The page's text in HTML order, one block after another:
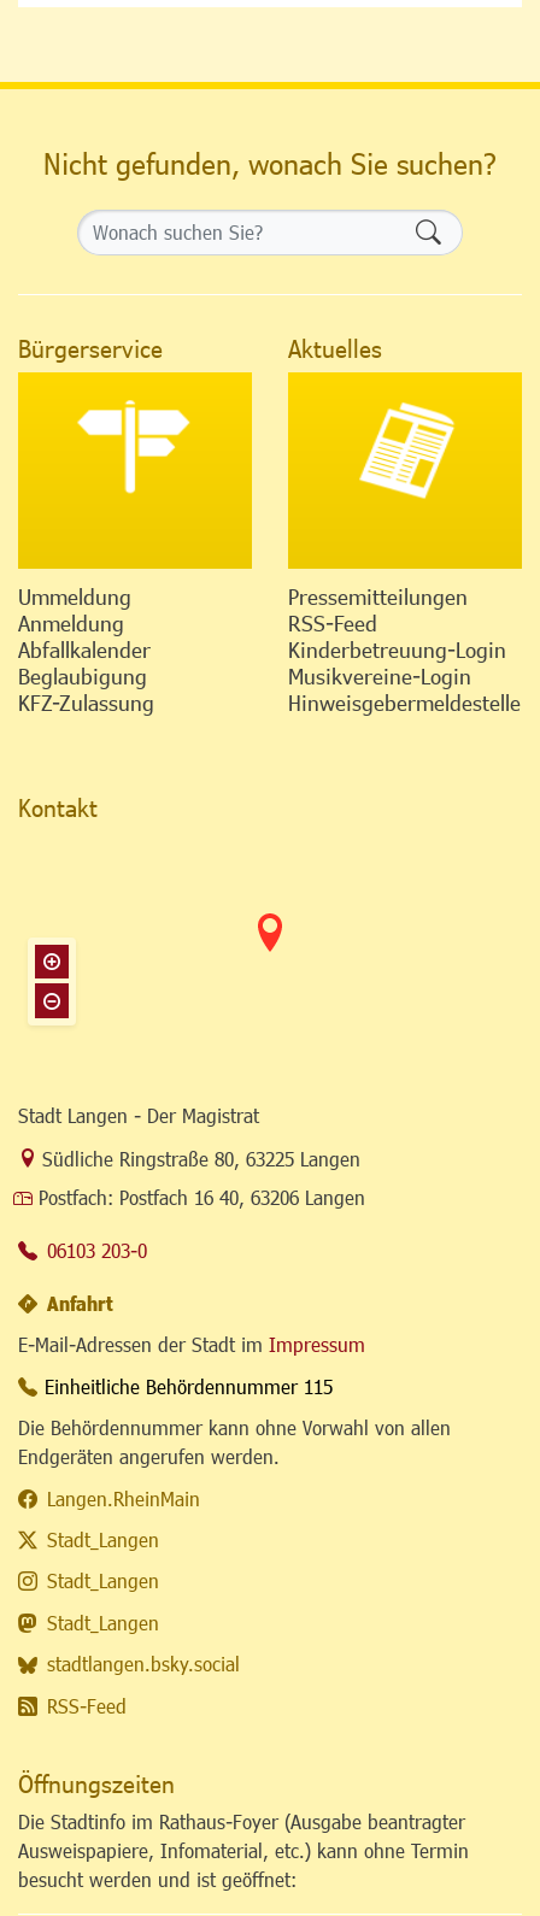
Nicht gefunden, wonach Sie suchen?
Bürgerservice
Ummeldung
Anmeldung
Abfallkalender
Beglaubigung
KFZ-Zulassung
Aktuelles
Pressemitteilungen
RSS-Feed
Kinderbetreuung-Login
Musikvereine-Login
Hinweisgebermeldestelle
Kontakt
Stadt Langen - Der Magistrat
Link zur Google-Maps Navigation
Südliche Ringstraße 80, 63225 Langen
Postfach: Postfach 16 40, 63206 Langen
06103 203-0
Anfahrt
E-Mail-Adressen der Stadt im Impressum
Einheitliche Behördennummer 115
Die Behördennummer kann ohne Vorwahl von allen
Endgeräten angerufen werden.
Langen.RheinMain
Stadt_Langen
Stadt_Langen
Stadt_Langen
stadtlangen.bsky.social
RSS-Feed
Öffnungszeiten
Die Stadtinfo im Rathaus-Foyer (Ausgabe beantragter
Ausweispapiere, Infomaterial, etc.) kann ohne Termin
besucht werden und ist geöffnet: